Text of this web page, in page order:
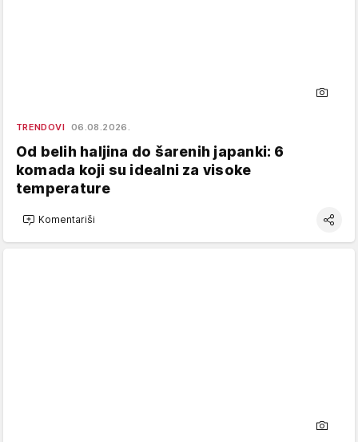
TRENDOVI 06.08.2026.
Od belih haljina do šarenih japanki: 6
komada koji su idealni za visoke
temperature
Komentariši